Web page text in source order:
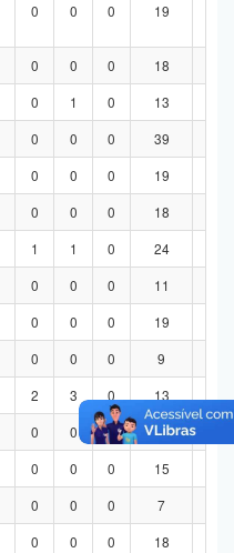
0 0 0 19
0 0 0 18
0 1 0 13
0 0 0 39
0 0 0 19
0 0 0 18
1 1 0 24
0 0 0 11
0 0 0 19
0 0 0 9
2 3 0 13
0 0 0 12
0 0 0 15
0 0 0 7
0 0 0 18